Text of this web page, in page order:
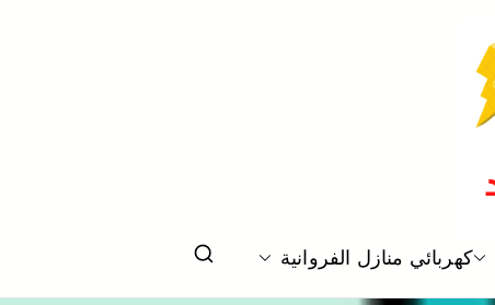
كهربائي منازل الفروانية